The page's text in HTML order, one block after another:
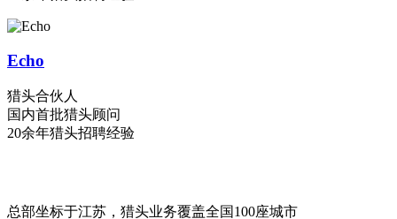
Echo
猎头合伙人
国内首批猎头顾问
20余年猎头招聘经验
总部坐标于江苏，猎头业务覆盖全国100座城市